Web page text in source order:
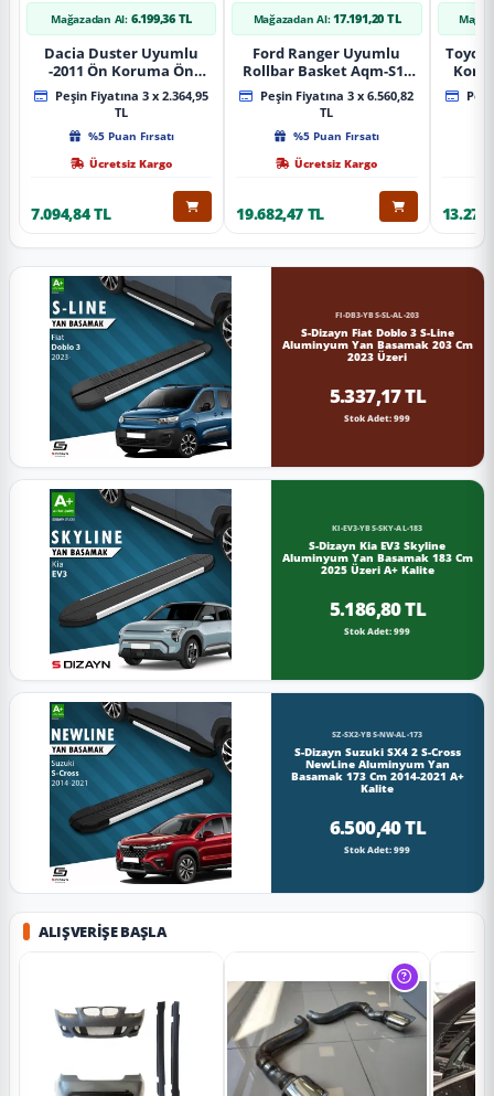
Mağazadan Al: 6.199,36 TL
Dacia Duster Uyumlu
-2011 Ön Koruma Ön
Tekli Koruma
Peşin Fiyatına 3 x 2.364,95
TL
%5 Puan Fırsatı
Ücretsiz Kargo
7.094,84 TL
Mağazadan Al: 17.191,20 TL
Ford Ranger Uyumlu
Rollbar Basket Aqm-S10
2015+ Uyumlu
Peşin Fiyatına 3 x 6.560,82
TL
%5 Puan Fırsatı
Ücretsiz Kargo
19.682,47 TL
FI-DB3-YBS-SL-AL-203
S-Dizayn Fiat Doblo 3 S-Line
Aluminyum Yan Basamak 203 Cm
2023 Üzeri
5.337,17 TL
Stok Adet: 999
KI-EV3-YBS-SKY-AL-183
S-Dizayn Kia EV3 Skyline
Aluminyum Yan Basamak 183 Cm
2025 Üzeri A+ Kalite
5.186,80 TL
Stok Adet: 999
SZ-SX2-YBS-NW-AL-173
S-Dizayn Suzuki SX4 2 S-Cross
NewLine Aluminyum Yan
Basamak 173 Cm 2014-2021 A+
Kalite
6.500,40 TL
Stok Adet: 999
ALIŞVERIŞE BAŞLA